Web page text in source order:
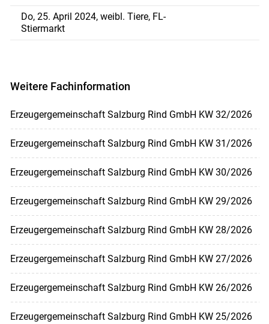
Do, 25. April 2024, weibl. Tiere, FL-
Stiermarkt
Weitere Fachinformation
Erzeugergemeinschaft Salzburg Rind GmbH KW 32/2026
Erzeugergemeinschaft Salzburg Rind GmbH KW 31/2026
Erzeugergemeinschaft Salzburg Rind GmbH KW 30/2026
Erzeugergemeinschaft Salzburg Rind GmbH KW 29/2026
Erzeugergemeinschaft Salzburg Rind GmbH KW 28/2026
Erzeugergemeinschaft Salzburg Rind GmbH KW 27/2026
Erzeugergemeinschaft Salzburg Rind GmbH KW 26/2026
Erzeugergemeinschaft Salzburg Rind GmbH KW 25/2026